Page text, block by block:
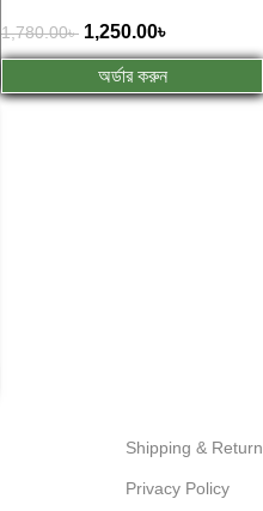
1,780.00৳ 1,250.00৳
অর্ডার করুন
Shipping & Return
Privacy Policy